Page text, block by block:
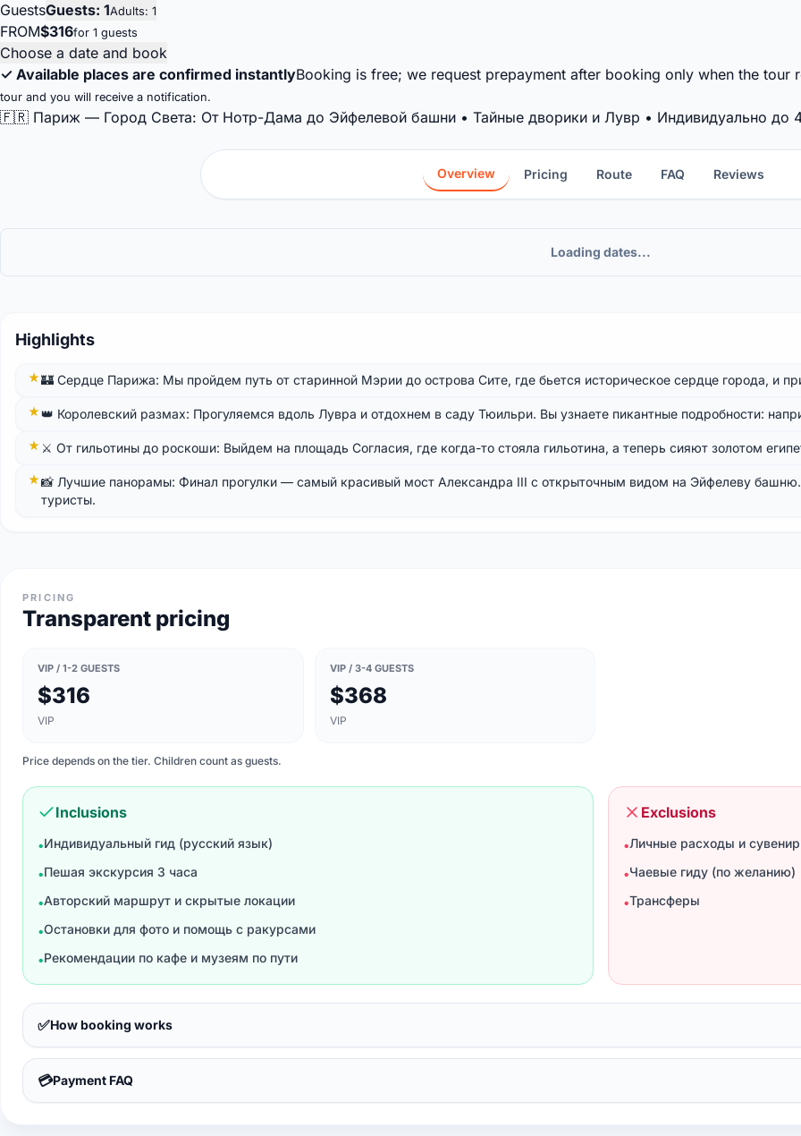
GuestsGuests: 1Adults: 1
FROM$316for 1 guests
Choose a date and book
✓ Available places are confirmed instantlyBooking is free; we request prepayment after booking only when the tour
tour and you will receive a notification.
🇫🇷 Париж — Город Света: От Нотр-Дама до Эйфелевой башни • Тайные дворики и Лувр • Индивидуально до
Overview Pricing Route FAQ Reviews
Loading dates...
Highlights
🏰 Сердце Парижа: Мы пройдем путь от старинной Мэрии до острова Сите, где бьется историческое сердце города, и
👑 Королевский размах: Прогуляемся вдоль Лувра и отдохнем в саду Тюильри. Вы узнаете пикантные подробности:
⚔️ От гильотины до роскоши: Выйдем на площадь Согласия, где когда-то стояла гильотина, а теперь сияют золотом
📸 Лучшие панорамы: Финал прогулки — самый красивый мост Александра III с открыточным видом на Эйфелеву
туристы.
PRICING
Transparent pricing
VIP / 1-2 GUESTS
$316
VIP
VIP / 3-4 GUESTS
$368
VIP
Price depends on the tier. Children count as guests.
Inclusions
•Индивидуальный гид (русский язык)
•Пешая экскурсия 3 часа
•Авторский маршрут и скрытые локации
•Остановки для фото и помощь с ракурсами
•Рекомендации по кафе и музеям по пути
Exclusions
•Личные расходы и
•Чаевые гиду (по желанию)
•Трансферы
✅How booking works
💳Payment FAQ